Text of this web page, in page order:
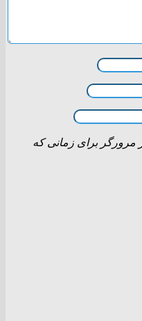
مرورگر برای زمانی که